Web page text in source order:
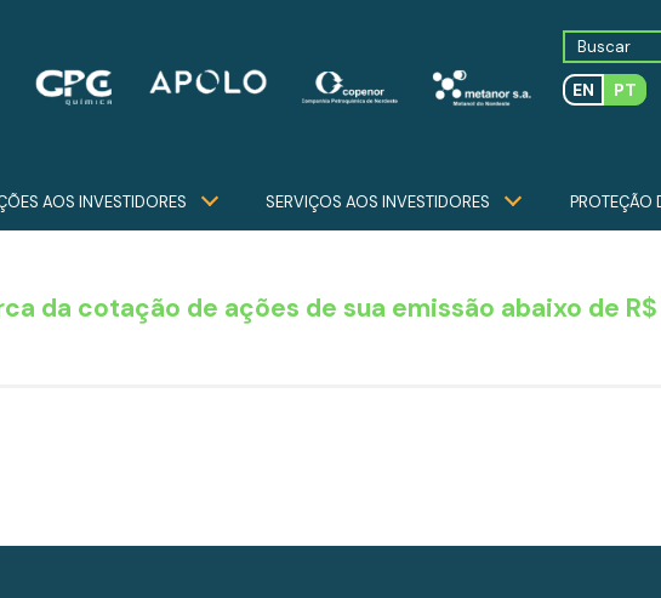
EN PT
AOS INVESTIDORES SERVIÇOS AOS INVESTIDORES PROTEÇÃO
da cotação de ações de sua emissão abaixo de